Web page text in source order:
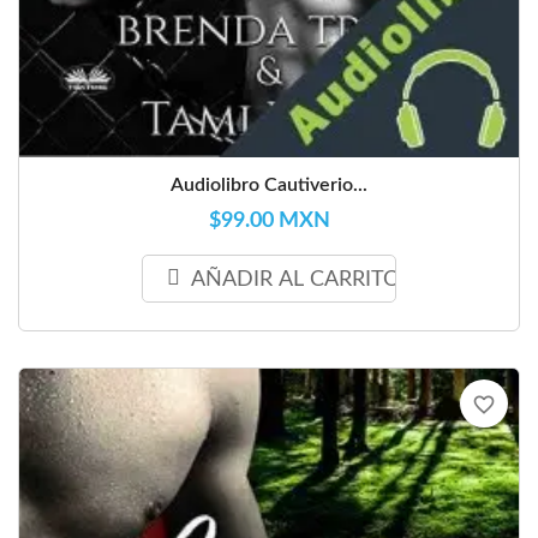
Audiolibro Cautiverio...
$99.00 MXN
AÑADIR AL CARRITO
favorite_border